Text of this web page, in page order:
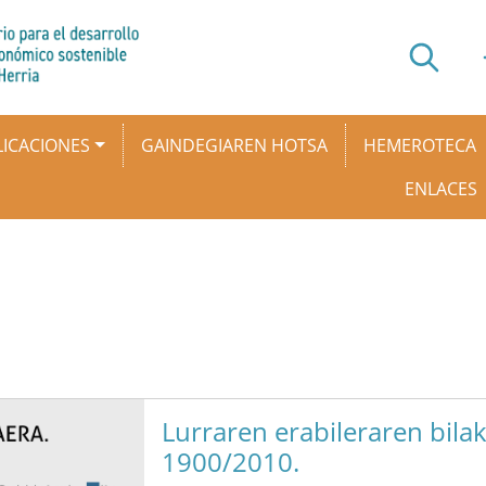
GAINDEGIAREN HOTSA
HEMEROTECA
ENLACES
Lurraren erabileraren
1900/2010.